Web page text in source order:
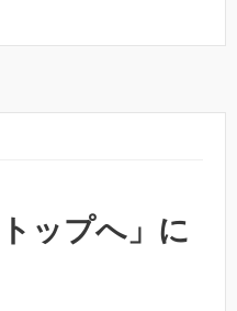
ップへ」に